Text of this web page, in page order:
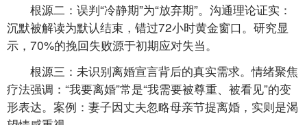
根源二：误判“冷静期”为“放弃期”。沟通理论证实：
沉默被解读为默认结束，错过72小时黄金窗口。研究显
示，70%的挽回失败源于初期应对失当。
根源三：未识别离婚宣言背后的真实需求。情绪聚焦
疗法强调：“我要离婚”常是“我需要被尊重、被看见”的变
形表达。案例：妻子因丈夫忽略母亲节提离婚，实则是渴